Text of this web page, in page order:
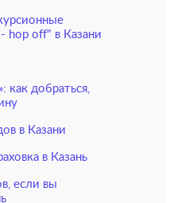
hop off" в Казани
как добраться,
в Казани
в Казань
если вы